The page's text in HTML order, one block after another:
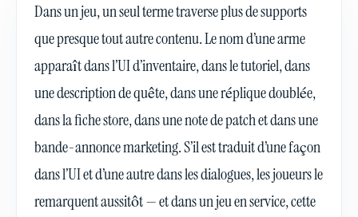
Dans un jeu, un seul terme traverse plus de supports
que presque tout autre contenu. Le nom d’une arme
apparaît dans l’UI d’inventaire, dans le tutoriel, dans
une description de quête, dans une réplique doublée,
dans la fiche store, dans une note de patch et dans une
bande-annonce marketing. S’il est traduit d’une façon
dans l’UI et d’une autre dans les dialogues, les joueurs le
remarquent aussitôt — et dans un jeu en service, cette